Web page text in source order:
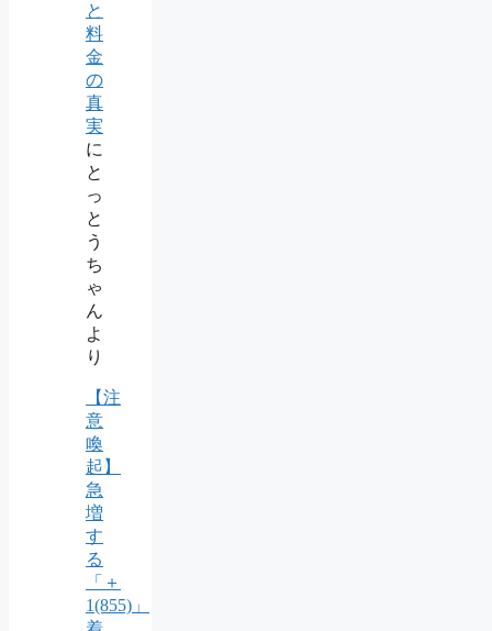
と
料
金
の
真
実
に
と
っ
と
う
ち
ゃ
ん
よ
り
【注
意
喚
起】
急
増
す
る
「＋
1(855)」